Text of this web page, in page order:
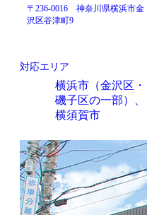
〒236-0016 神奈川県横浜市金
沢区谷津町9
対応エリア
横浜市（金沢区・
磯子区の一部）、
横須賀市